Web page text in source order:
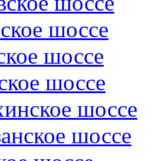
шоссе
шоссе
шоссе
шоссе
шоссе